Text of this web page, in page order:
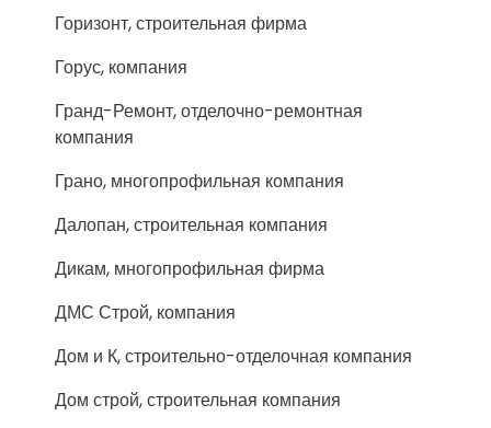
Горизонт, строительная фирма
Горус, компания
Гранд-Ремонт, отделочно-ремонтная
компания
Грано, многопрофильная компания
Далопан, строительная компания
Дикам, многопрофильная фирма
ДМС Строй, компания
Дом и К, строительно-отделочная компания
Дом строй, строительная компания